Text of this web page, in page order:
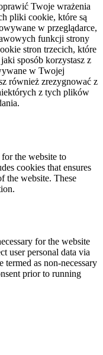
Twoje wrażenia
pliki cookie, które są
w przeglądarce,
funkcji strony
stron trzecich, które
sposób korzystasz z
w Twojej
również zrezygnować z
z tych plików
for the website to
cookies that ensures
the website. These
for the website
user personal data via
termed as non-necessary
prior to running